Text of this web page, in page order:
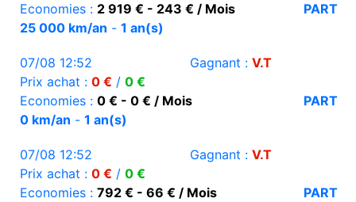
Economies : 2 919 € - 243 € / Mois
PART
25 000 km/an - 1 an(s)
07/08 12:52 Gagnant : V.T
Prix achat : 0 € / 0 €
Economies : 0 € - 0 € / Mois
PART
0 km/an - 1 an(s)
07/08 12:52 Gagnant : V.T
Prix achat : 0 € / 0 €
Economies : 792 € - 66 € / Mois
PART